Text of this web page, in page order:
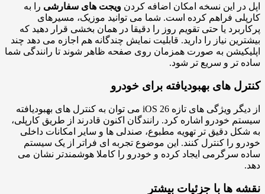
در این نسخه امکان اضافه کردنویجت های سفارشیرا به
فراهم کرده است. شما می توانید موزیک، مسیرهای
یا حتی تقویم روز را دقیقا در همان بخشی قرار دهید که
نیاز را دارید. قابلیت نمایش چندگانه هم اجازه می دهد چند
به صورت همزمان روی صفحه ظاهر شوند تا رانندگی شما
تر و سریع تر شود.
های بهبودیافته برای خودرو
از دیگر ویژگی های تازه iOS 26 می توان به کنترل های بهبودیافته
خودرو اشاره کرد. رانندگان اکنون قادرند از طریق کارپلی،
دقیق تر تهویه مطبوع، صندلی ها و سایر امکانات داخلی
را کنترل کنند. این موضوع تجربه ای فراتر از یک سیستم
سرگرمی ایجاد کرده و خودرو را کاملا هوشمندتر نشان می
ها با جزئیات بیشتر